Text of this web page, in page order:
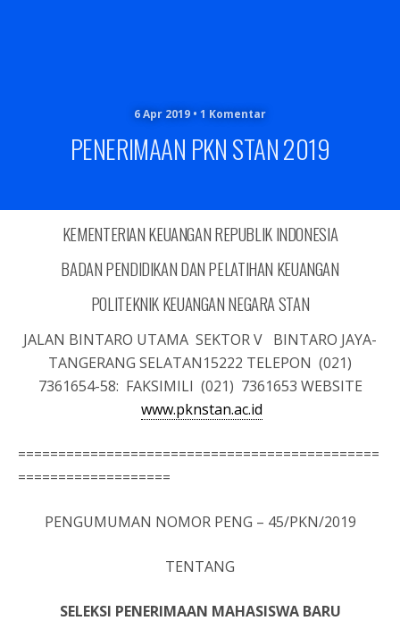
6 Apr 2019 • 1 Komentar
PENERIMAAN PKN STAN 2019
KEMENTERIAN KEUANGAN REPUBLIK INDONESIA
BADAN PENDIDIKAN DAN PELATIHAN KEUANGAN
POLITEKNIK KEUANGAN NEGARA STAN
JALAN BINTARO UTAMA SEKTOR V BINTARO JAYA-
TANGERANG SELATAN15222 TELEPON (021)
7361654-58: FAKSIMILI (021) 7361653 WEBSITE
www.pknstan.ac.id
=============================================
===================
PENGUMUMAN NOMOR PENG – 45/PKN/2019
TENTANG
SELEKSI PENERIMAAN MAHASISWA BARU